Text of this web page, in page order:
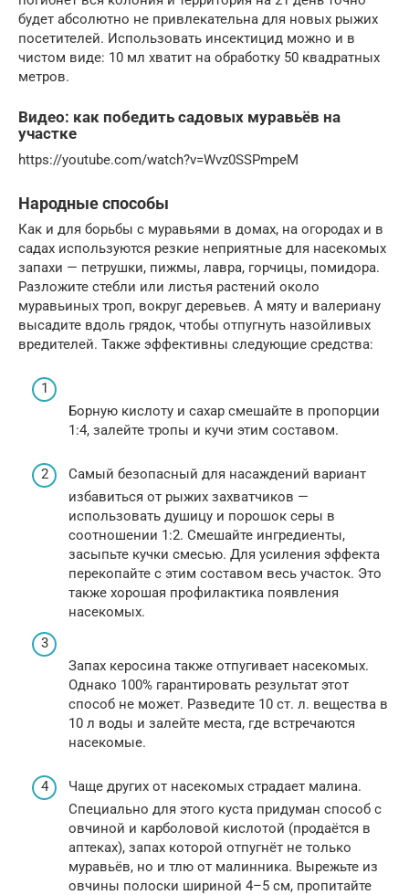
будет абсолютно не привлекательна для новых рыжих
посетителей. Использовать инсектицид можно и в
чистом виде: 10 мл хватит на обработку 50 квадратных
метров.
Видео: как победить садовых муравьёв на
участке
https://youtube.com/watch?v=Wvz0SSPmpeM
Народные способы
Как и для борьбы с муравьями в домах, на огородах и в
садах используются резкие неприятные для насекомых
запахи — петрушки, пижмы, лавра, горчицы, помидора.
Разложите стебли или листья растений около
муравьиных троп, вокруг деревьев. А мяту и валериану
высадите вдоль грядок, чтобы отпугнуть назойливых
вредителей. Также эффективны следующие средства:
Борную кислоту и сахар смешайте в пропорции
1:4, залейте тропы и кучи этим составом.
Самый безопасный для насаждений вариант
избавиться от рыжих захватчиков —
использовать душицу и порошок серы в
соотношении 1:2. Смешайте ингредиенты,
засыпьте кучки смесью. Для усиления эффекта
перекопайте с этим составом весь участок. Это
также хорошая профилактика появления
насекомых.
Запах керосина также отпугивает насекомых.
Однако 100% гарантировать результат этот
способ не может. Разведите 10 ст. л. вещества в
10 л воды и залейте места, где встречаются
насекомые.
Чаще других от насекомых страдает малина.
Специально для этого куста придуман способ с
овчиной и карболовой кислотой (продаётся в
аптеках), запах которой отпугнёт не только
муравьёв, но и тлю от малинника. Вырежьте из
овчины полоски шириной 4–5 см, пропитайте